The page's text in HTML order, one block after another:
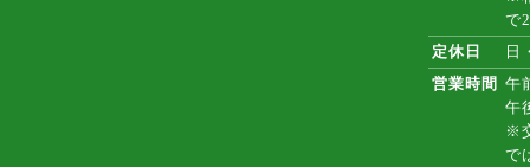
で
定休日
日
営業時間 午
午
※
で